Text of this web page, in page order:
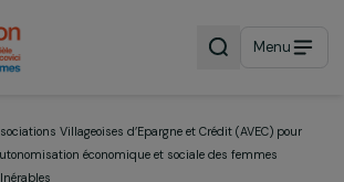
Menu
Associations Villageoises d’Epargne et Crédit (AVEC)
l’Autonomisation économique et sociale des femmes